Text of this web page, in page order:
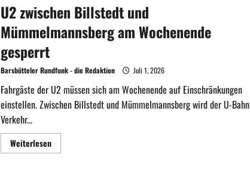
SEK
nach
in
leerstehendes
Einsatz
U2 zwischen Billstedt und
Mümmelmannsberg am Wochenende
gesperrt
Barsbütteler Rundfunk - die Redaktion Juli 1, 2026
Fahrgäste der U2 müssen sich am Wochenende auf Einschränkungen
einstellen. Zwischen Billstedt und Mümmelmannsberg wird der U-
Verkehr...
WeiterlesenMehr
Informationen